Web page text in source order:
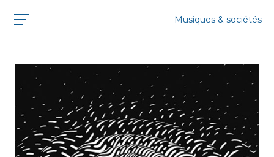
Musiques & sociétés